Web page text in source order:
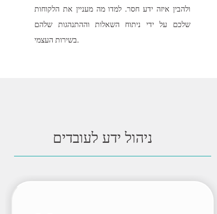
ולהבין איזה ידע חסר. למדו מה מעניין את הלקוחות
שלכם על ידי ניתוח השאלות וההתנהגות שלהם
בשירות העצמי.
ניהול ידע לעובדים